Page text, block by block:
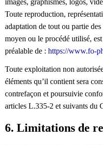
Toute reproduction,
adaptation de tout ou partie
moyen ou le procédé utilisé,
préalable de : https://www.fo-
Toute exploitation non
éléments qu’il contient sera
contrefaçon et poursuivie
articles L.335-2 et suivants du
6. Limitations de